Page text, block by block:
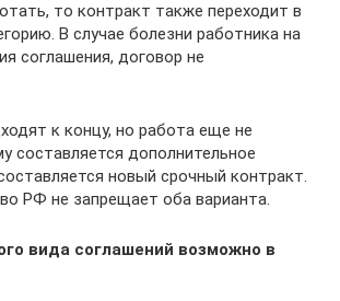
то контракт также переходит в
В случае болезни работника на
соглашения, договор не
к концу, но работа еще не
составляется дополнительное
новый срочный контракт.
РФ не запрещает оба варианта.
вида соглашений возможно в